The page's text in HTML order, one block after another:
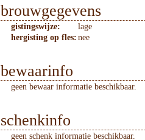
brouwgegevens
gistingswijze:
lage
hergisting op fles: nee
bewaarinfo
geen bewaar informatie beschikbaar.
schenkinfo
geen schenk informatie beschikbaar.